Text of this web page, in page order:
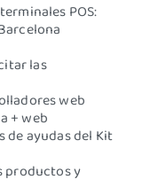
POS:
las
web
+ web
de ayudas del Kit
productos y